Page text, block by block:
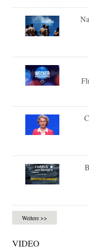
Weitere >>
VIDEO